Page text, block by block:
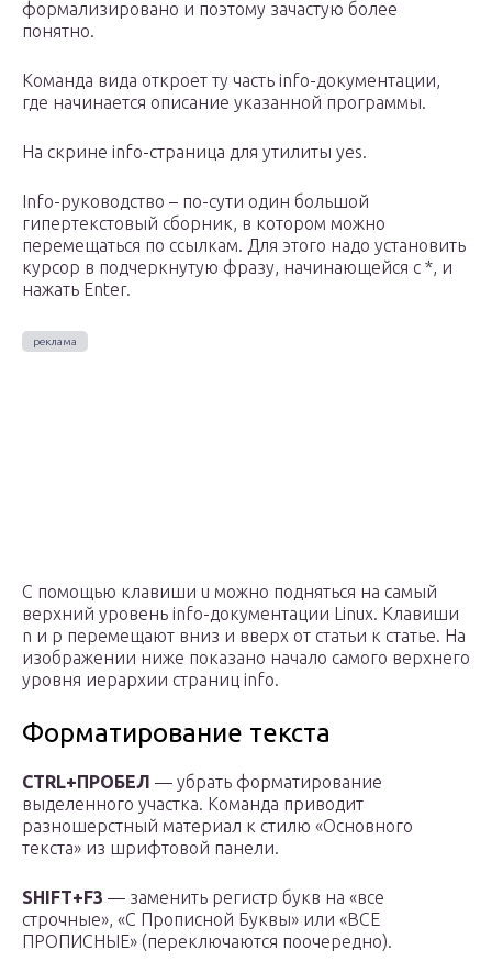
формализировано и поэтому зачастую более
понятно.
Команда вида откроет ту часть info-документации,
где начинается описание указанной программы.
На скрине info-страница для утилиты yes.
Info-руководство – по-сути один большой
гипертекстовый сборник, в котором можно
перемещаться по ссылкам. Для этого надо установить
курсор в подчеркнутую фразу, начинающейся с *, и
нажать Enter.
С помощью клавиши u можно подняться на самый
верхний уровень info-документации Linux. Клавиши
n и p перемещают вниз и вверх от статьи к статье. На
изображении ниже показано начало самого верхнего
уровня иерархии страниц info.
Форматирование текста
CTRL+ПРОБЕЛ — убрать форматирование
выделенного участка. Команда приводит
разношерстный материал к стилю «Основного
текста» из шрифтовой панели.
SHIFT+F3 — заменить регистр букв на «все
строчные», «С Прописной Буквы» или «ВСЕ
ПРОПИСНЫЕ» (переключаются поочередно).